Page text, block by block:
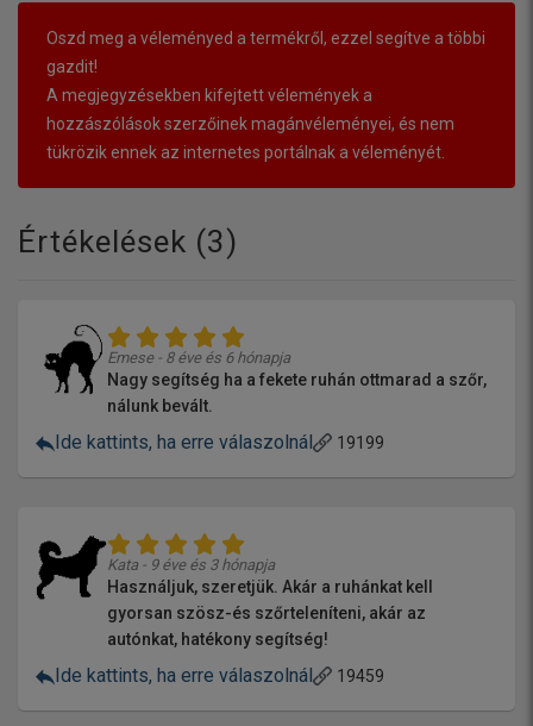
Oszd meg a véleményed a termékről, ezzel segítve a többi
gazdit!
A megjegyzésekben kifejtett vélemények a
hozzászólások szerzőinek magánvéleményei, és nem
tükrözik ennek az internetes portálnak a véleményét.
Értékelések (3)
Emese - 8 éve és 6 hónapja
Nagy segítség ha a fekete ruhán ottmarad a szőr,
nálunk bevált.
Ide kattints, ha erre válaszolnál 19199
Kata - 9 éve és 3 hónapja
Használjuk, szeretjük. Akár a ruhánkat kell
gyorsan szösz-és szőrteleníteni, akár az
autónkat, hatékony segítség!
Ide kattints, ha erre válaszolnál 19459